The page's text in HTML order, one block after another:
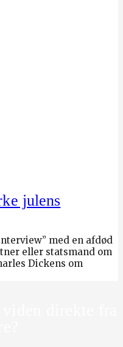
julens
med en afdød
eller statsmand om
Dickens om